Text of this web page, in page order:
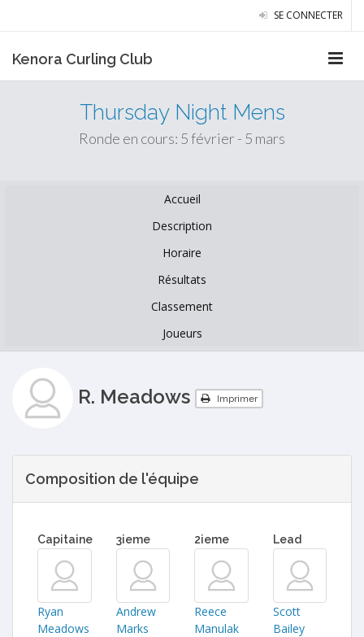
SE CONNECTER
Kenora Curling Club
Thursday Night Mens
Ronde en cours: 5 février - 5 mars
Accueil
Description
Horaire
Résultats
Classement
Joueurs
R. Meadows Imprimer
Composition de l'équipe
Capitaine
Ryan
Meadows
3ieme
Andrew
Marks
2ieme
Reece
Manulak
Lead
Scott
Bailey